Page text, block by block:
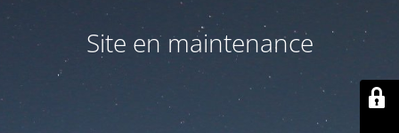
Site en maintenance